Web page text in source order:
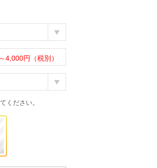
4,000円（税別）
ください。